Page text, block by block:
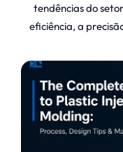
tendências do
eficiência, a